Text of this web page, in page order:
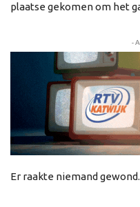
plaatse gekomen om het
-
Er raakte niemand gewond.